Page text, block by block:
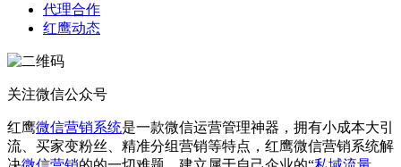
代理合作
红鹰动态
关注微信公众号
红鹰微信营销系统是一款微信运营管理神器，拥有小成本大引
流、买家变粉丝、精准分组营销等特点，红鹰微信营销系统解